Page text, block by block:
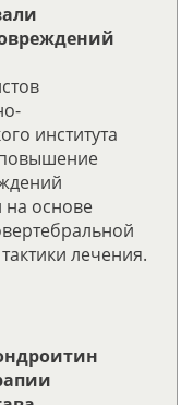
института
на основе
лечения.